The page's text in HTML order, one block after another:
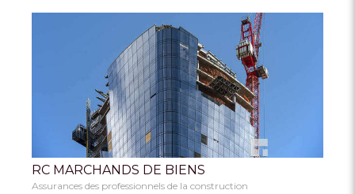
RC MARCHANDS DE BIENS
Assurances des professionnels de la construction